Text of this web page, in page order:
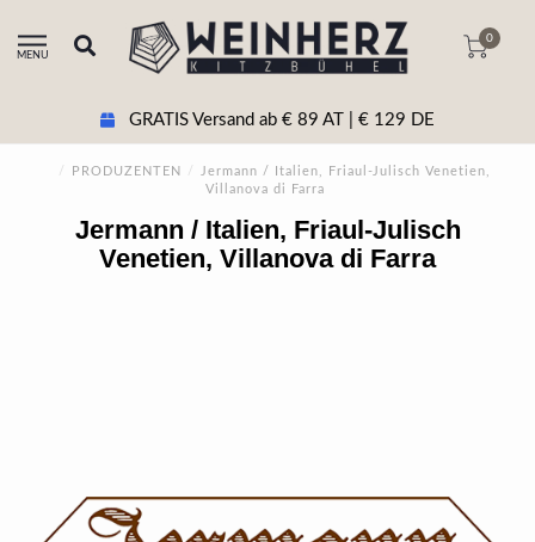
MENU
0
GRATIS Versand ab € 89 AT | € 129 DE
/ PRODUZENTEN /
Jermann / Italien, Friaul-Julisch Venetien,
Villanova di Farra
Jermann / Italien, Friaul-Julisch
Venetien, Villanova di Farra